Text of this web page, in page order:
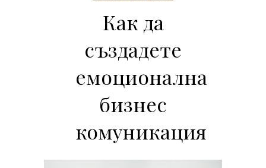
Как да
създадете
емоционална
бизнес
комуникация